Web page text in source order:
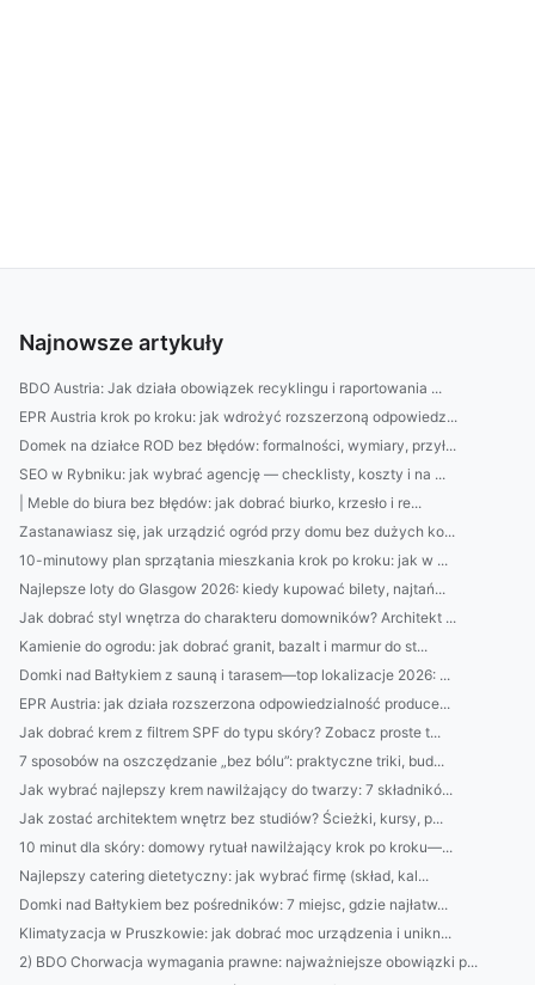
Najnowsze artykuły
BDO Austria: Jak działa obowiązek recyklingu i raportowania ...
EPR Austria krok po kroku: jak wdrożyć rozszerzoną odpowiedz...
Domek na działce ROD bez błędów: formalności, wymiary, przył...
SEO w Rybniku: jak wybrać agencję — checklisty, koszty i na ...
| Meble do biura bez błędów: jak dobrać biurko, krzesło i re...
Zastanawiasz się, jak urządzić ogród przy domu bez dużych ko...
10-minutowy plan sprzątania mieszkania krok po kroku: jak w ...
Najlepsze loty do Glasgow 2026: kiedy kupować bilety, najtań...
Jak dobrać styl wnętrza do charakteru domowników? Architekt ...
Kamienie do ogrodu: jak dobrać granit, bazalt i marmur do st...
Domki nad Bałtykiem z sauną i tarasem—top lokalizacje 2026: ...
EPR Austria: jak działa rozszerzona odpowiedzialność produce...
Jak dobrać krem z filtrem SPF do typu skóry? Zobacz proste t...
7 sposobów na oszczędzanie „bez bólu”: praktyczne triki, bud...
Jak wybrać najlepszy krem nawilżający do twarzy: 7 składnikó...
Jak zostać architektem wnętrz bez studiów? Ścieżki, kursy, p...
10 minut dla skóry: domowy rytuał nawilżający krok po kroku—...
Najlepszy catering dietetyczny: jak wybrać firmę (skład, kal...
Domki nad Bałtykiem bez pośredników: 7 miejsc, gdzie najłatw...
Klimatyzacja w Pruszkowie: jak dobrać moc urządzenia i unikn...
2) BDO Chorwacja wymagania prawne: najważniejsze obowiązki p...